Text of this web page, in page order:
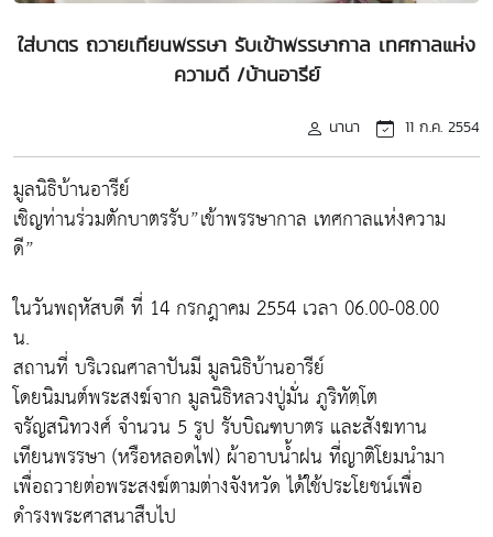
ใส่บาตร ถวายเทียนพรรษา รับเข้าพรรษากาล เทศกาลแห่ง
ความดี /บ้านอารีย์
นานา 11 ก.ค. 2554
มูลนิธิบ้านอารีย์
เชิญท่านร่วมตักบาตรรับ”เข้าพรรษากาล เทศกาลแห่งความ
ดี”
ในวันพฤหัสบดี ที่ 14 กรกฎาคม 2554 เวลา 06.00-08.00
น.
สถานที่ บริเวณศาลาปันมี มูลนิธิบ้านอารีย์
โดยนิมนต์พระสงฆ์จาก มูลนิธิหลวงปู่มั่น ภูริทัตฺโต
จรัญสนิทวงศ์ จำนวน 5 รูป รับบิณฑบาตร และสังฆทาน
เทียนพรรษา (หรือหลอดไฟ) ผ้าอาบน้ำฝน ที่ญาติโยมนำมา
เพื่อถวายต่อพระสงฆ์ตามต่างจังหวัด ได้ใช้ประโยชน์เพื่อ
ดำรงพระศาสนาสืบไป